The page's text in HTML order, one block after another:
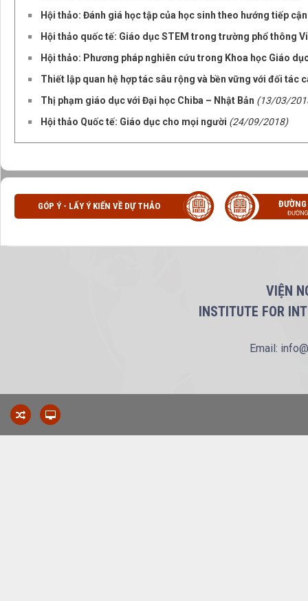
Hội thảo: Đánh giá học tập của học sinh theo hướng tiếp
Hội thảo quốc tế: Giáo dục STEM trong trường phổ thông
Hội thảo: Phương pháp nghiên cứu trong Khoa học Giáo
Thiết lập quan hệ hợp tác sâu rộng và bền vững với đối tác
Thị phạm giáo dục với Đại học Chiba – Nhật Bản (13/03/
Hội thảo Quốc tế: Giáo dục cho mọi người (24/09/2018)
GÓP Ý - LẤY Ý KIẾN VỀ DỰ THẢO
VIỆN
INSTITUTE FOR
Email: